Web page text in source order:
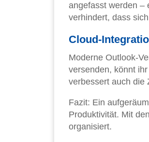
angefasst werden –
verhindert, dass
Cloud-
Moderne Outlook-
versenden, könnt
verbessert auch die
Fazit: Ein
Produktivität. Mit
organisiert.